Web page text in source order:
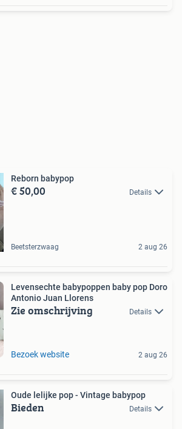
Reborn babypop
€ 50,00 Details
Beetsterzwaag 2 aug 26
Levensechte babypoppen baby pop Doro
Antonio Juan Llorens
Zie omschrijving Details
Bezoek website 2 aug 26
Oude lelijke pop - Vintage babypop
Bieden Details